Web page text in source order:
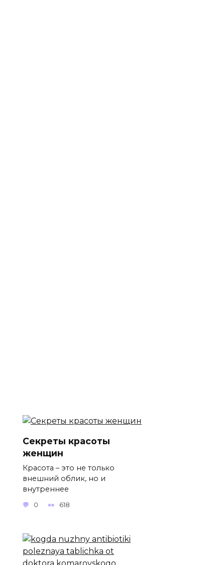
Секреты красоты
женщин
Красота – это не только
внешний облик, но и
внутреннее
0 618